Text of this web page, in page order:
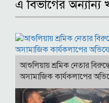
এ বিভাগের অন্যান্য
আশুলিয়ায় শ্রমিক নেতার
অসামাজিক কার্যকলাপের